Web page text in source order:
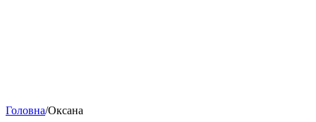
Головна/Оксана